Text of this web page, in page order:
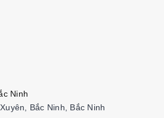
Ninh
Bắc Ninh, Bắc Ninh